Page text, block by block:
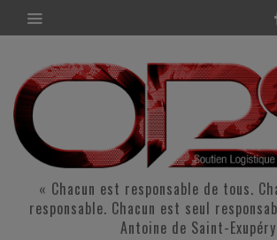
« Chacun est responsable de tous.
responsable. Chacun est seul
Antoine de Saint-Exupéry